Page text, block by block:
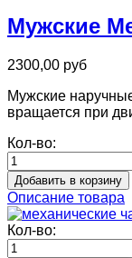
Мужские
2300,00 руб
Мужские
вращается при
Кол-во:
Описание товара
Кол-во: